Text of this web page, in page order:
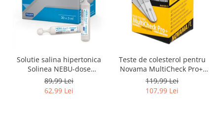
Solutie salina hipertonica
Solinea NEBU-dose
concentratie 3%, 30
monodoze x 5 ml
89,99 Lei
62,99 Lei
Teste de colesterol pentru
Novama MultiCheck Pro+,
BK-C2, 10 teste/ cutie
119,99 Lei
107,99 Lei